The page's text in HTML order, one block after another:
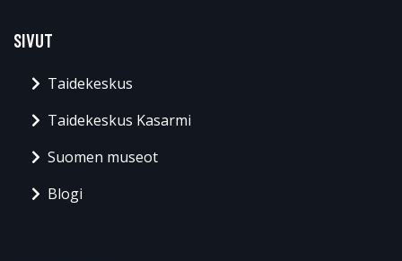
SIVUT
Taidekeskus
Taidekeskus Kasarmi
Suomen museot
Blogi